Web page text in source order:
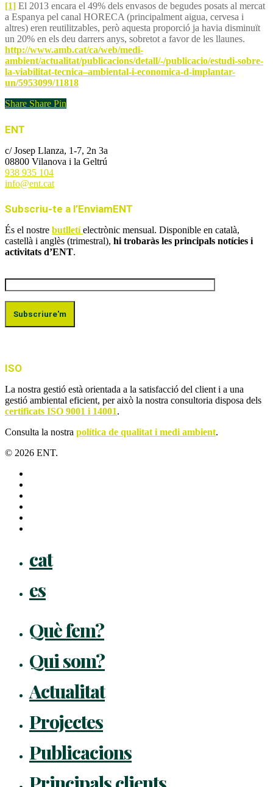
[1] El 2013 encara el 49% dels envasos de begudes posats al mercat
a Espanya pel canal HORECA (principalment aigua, cervesa i
altres) eren reutilitzables, però aquesta proporció ja havia disminuït
un 20% en els deu darrers anys, sobretot a favor de les llaunes.
http://www.amb.cat/ca/web/medi-
ambient/actualitat/publicacions/detall/-/publicacio/estudi-sobre-
la-viabilitat-tecnica–ambiental-i-economica-d-implantar-
un/5953099/11818
Share Share Pin
ENT
c/ Josep Llanza, 1-7, 2n 3a
08800 Vilanova i la Geltrú
938 935 104
info@ent.cat
Subscriu-te a l’EnviamENT
És el nostre butlletí electrònic mensual. Disponible en català,
castellà i anglès (trimestral), hi trobaràs les principals notícies i
activitats d’ENT.
ISO
La nostra gestió està orientada a la satisfacció del client i a una
gestió ambiental eficient, per això la nostra consultoria disposa dels
certificats ISO 9001 i 14001.
Consulta la nostra política de qualitat i medi ambient.
© 2026 ENT.
cat
es
Què fem?
Qui som?
Actualitat
Projectes
Publicacions